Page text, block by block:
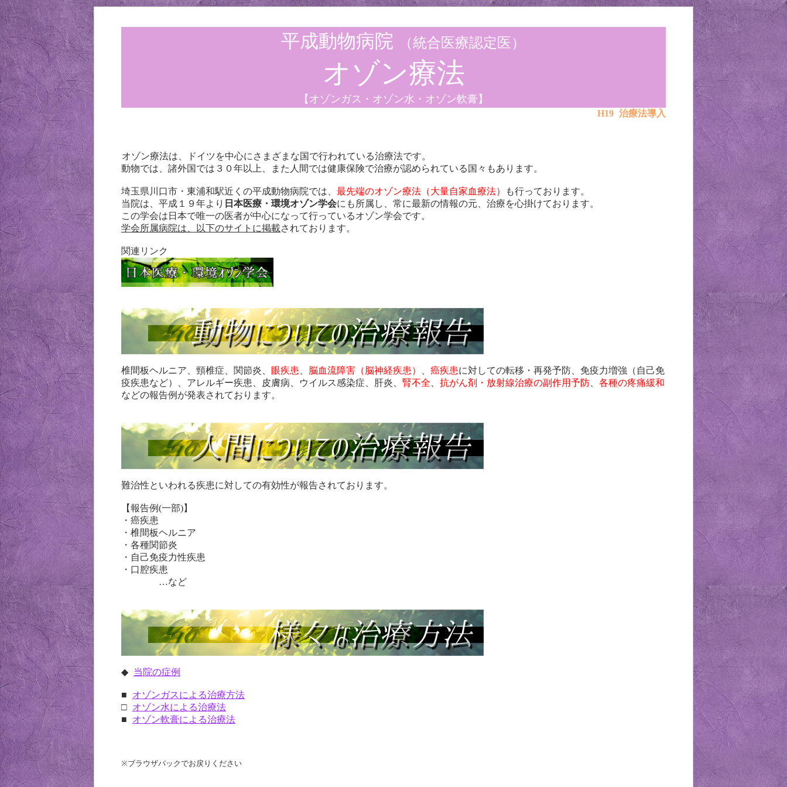
平成動物病院 （統合医療認定医）
オゾン療法
【オゾンガス・オゾン水・オゾン軟膏】
H19 治療法導入
オゾン療法は、ドイツを中心にさまざまな国で行われている治療法です。
動物では、諸外国では３０年以上、また人間では健康保険で治療が認められている国々もあります。
埼玉県川口市・東浦和駅近くの平成動物病院では、 最先端のオゾン療法（大量自家血療法）
も行っております。
当院は、平成１９年より 日本医療・環境オゾン学会にも所属し、常に最新の情報の元、治療を心掛けております。
この学会は日本で唯一の医者が中心になって行っているオゾン学会です。
学会所属病院は、以下のサイトに掲載されております。
関連リンク
椎間板ヘルニア、頸椎症、関節炎、 眼疾患 脳血流障害（脳神経疾患） 癌疾患に対しての転移・再発予防、免疫力増強（自己免
疫疾患など）、アレルギー疾患、皮膚病、ウイルス感染症、肝炎、 腎不全 抗がん剤・放射線治療の副作用予防
各種の疼痛緩和
などの報告例が発表されております。
難治性といわれる疾患に対しての有効性が報告されております。
【報告例(一部)】
・癌疾患
・椎間板ヘルニア
・各種関節炎
・自己免疫力性疾患
・口腔疾患
…など
◆ 当院の症例
■ オゾンガスによる治療方法
□ オゾン水による治療法
■ オゾン軟膏による治療法
※ブラウザバックでお戻りください